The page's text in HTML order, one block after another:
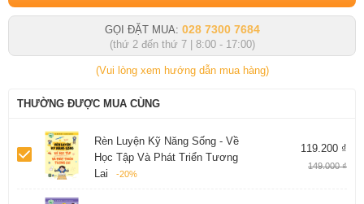
GỌI ĐẶT MUA: 028 7300 7684
(thứ 2 đến thứ 7 | 8:00 - 17:00)
(Vui lòng xem hướng dẫn mua hàng)
THƯỜNG ĐƯỢC MUA CÙNG
Rèn Luyện Kỹ Năng Sống - Về
Học Tập Và Phát Triển Tương
Lai
-20%
119.200 ₫
149.000 ₫